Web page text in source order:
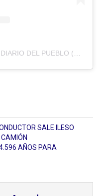
Una publicación compartida por DIARIO DEL PUEBLO (@diariodlpueblo)
SALE ILESO
AÑOS PARA